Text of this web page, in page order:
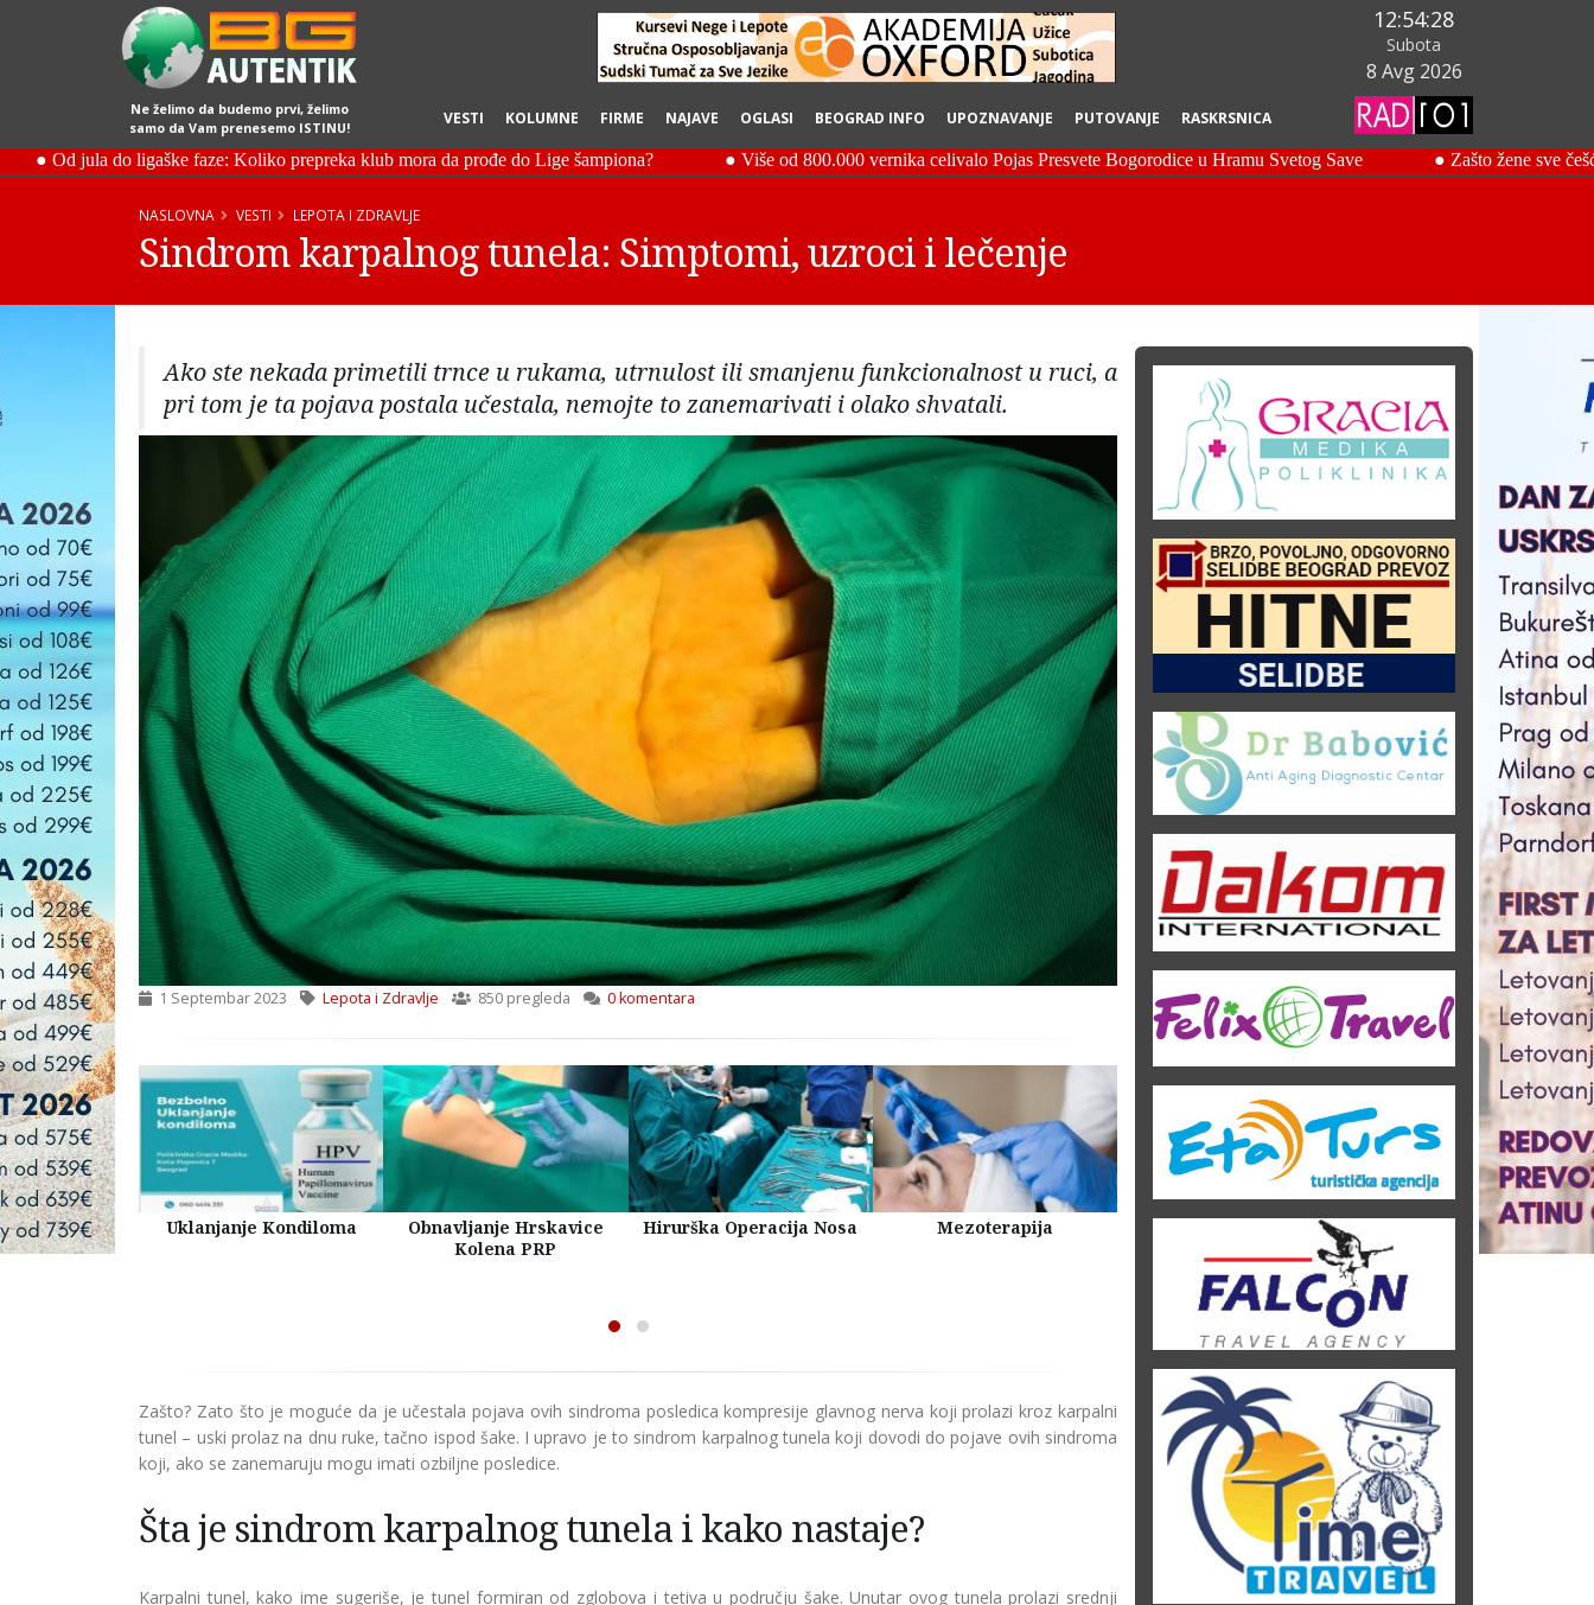
Ne želimo da budemo prvi, želimo
samo da Vam prenesemo ISTINU!
VESTI KOLUMNE FIRME NAJAVE OGLASI BEOGRAD INFO UPOZNAVANJE PUTOVANJE RASKRSNICA
12:54:29
Subota
8 Avg 2026
NASLOVNA VESTI LEPOTA I ZDRAVLJE
Sindrom karpalnog tunela: Simptomi, uzroci i lečenje
Ako ste nekada primetili trnce u rukama, utrnulost ili smanjenu funkcionalnost u ruci, a
pri tom je ta pojava postala učestala, nemojte to zanemarivati i olako shvatali.
1 Septembar 2023 Lepota i Zdravlje 850 pregleda 0 komentara
tretman
bora
Uklanjanje Kondiloma
Obnavljanje Hrskavice
Kolena PRP
Hirurška Operacija Nosa Mezoterapija
Mezoterapija tretman
metoda koji uklanja bore i
usporava starenje
PRP tretman metoda
krvnom plazmom
podmlađivanja matičnim
Zašto? Zato što je moguće da je učestala pojava ovih sindroma posledica kompresije glavnog nerva koji prolazi kroz karpalni
tunel – uski prolaz na dnu ruke, tačno ispod šake. I upravo je to sindrom karpalnog tunela koji dovodi do pojave ovih sindroma
koji, ako se zanemaruju mogu imati ozbiljne posledice.
Šta je sindrom karpalnog tunela i kako nastaje?
Karpalni tunel, kako ime sugeriše, je tunel formiran od zglobova i tetiva u području šake. Unutar ovog tunela prolazi srednji